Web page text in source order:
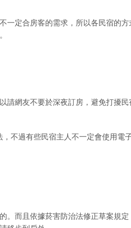
一定合房客的需求，所以各民宿的
請網友不要於深夜訂房，避免打擾
，不過有些民宿主人不一定會使用電
。而且依據菸害防治法修正草案規